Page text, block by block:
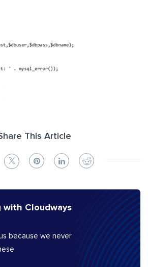
This Article
with Cloudways
because we never